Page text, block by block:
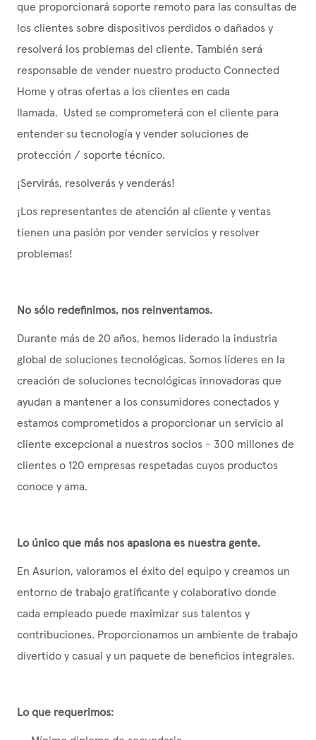
que proporcionará soporte remoto para las consultas de
los clientes sobre dispositivos perdidos o dañados y
resolverá los problemas del cliente. También será
responsable de vender nuestro producto Connected
Home y otras ofertas a los clientes en cada
llamada.
Usted se comprometerá con el cliente para
entender su tecnología y vender soluciones de
protección / soporte técnico.
¡Servirás, resolverás y venderás!
¡Los representantes de atención al cliente y ventas
tienen una pasión por vender servicios y resolver
problemas!
No sólo redefinimos, nos reinventamos.
Durante más de 20 años, hemos liderado la industria
global de soluciones tecnológicas. Somos líderes en la
creación de soluciones tecnológicas innovadoras que
ayudan a mantener a los consumidores conectados y
estamos comprometidos a proporcionar un servicio al
cliente excepcional a nuestros socios - 300 millones de
clientes o 120 empresas respetadas cuyos productos
conoce y ama.
Lo único que más nos apasiona es nuestra gente.
En Asurion, valoramos el éxito del equipo y creamos un
entorno de trabajo gratificante y colaborativo donde
cada empleado puede maximizar sus talentos y
contribuciones. Proporcionamos un ambiente de trabajo
divertido y casual y un paquete de beneficios integrales.
Lo que requerimos: